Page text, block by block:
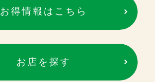
お得情報はこちら
お店を探す